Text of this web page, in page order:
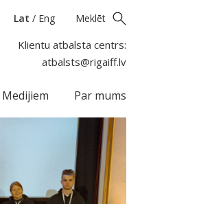
Lat / Eng Meklēt
Klientu atbalsta centrs:
atbalsts@rigaiff.lv
Medijiem Par mums